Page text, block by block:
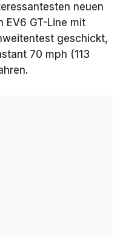
neuen
EV6 GT-Line mit
geschickt,
70 mph (113